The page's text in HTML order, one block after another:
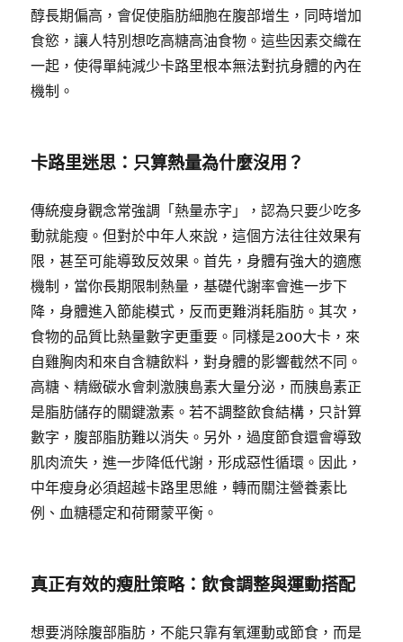
醇長期偏高，會促使脂肪細胞在腹部增生，同時增加
食慾，讓人特別想吃高糖高油食物。這些因素交織在
一起，使得單純減少卡路里根本無法對抗身體的內在
機制。
卡路里迷思：只算熱量為什麼沒用？
傳統瘦身觀念常強調「熱量赤字」，認為只要少吃多
動就能瘦。但對於中年人來說，這個方法往往效果有
限，甚至可能導致反效果。首先，身體有強大的適應
機制，當你長期限制熱量，基礎代謝率會進一步下
降，身體進入節能模式，反而更難消耗脂肪。其次，
食物的品質比熱量數字更重要。同樣是200大卡，來
自雞胸肉和來自含糖飲料，對身體的影響截然不同。
高糖、精緻碳水會刺激胰島素大量分泌，而胰島素正
是脂肪儲存的關鍵激素。若不調整飲食結構，只計算
數字，腹部脂肪難以消失。另外，過度節食還會導致
肌肉流失，進一步降低代謝，形成惡性循環。因此，
中年瘦身必須超越卡路里思維，轉而關注營養素比
例、血糖穩定和荷爾蒙平衡。
真正有效的瘦肚策略：飲食調整與運動搭配
想要消除腹部脂肪，不能只靠有氧運動或節食，而是